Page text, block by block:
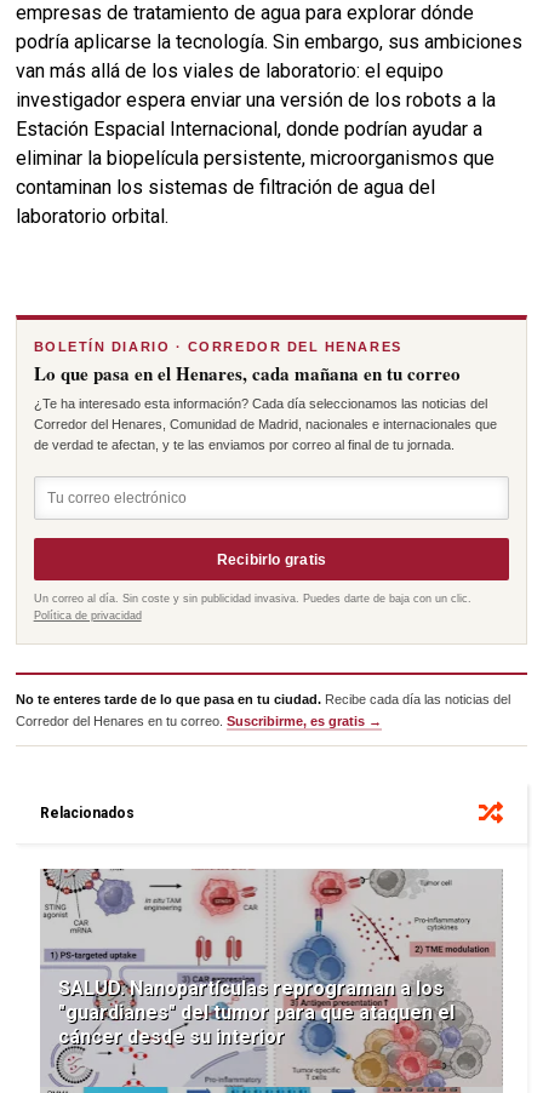
empresas de tratamiento de agua para explorar dónde
podría aplicarse la tecnología. Sin embargo, sus ambiciones
van más allá de los viales de laboratorio: el equipo
investigador espera enviar una versión de los robots a la
Estación Espacial Internacional, donde podrían ayudar a
eliminar la biopelícula persistente, microorganismos que
contaminan los sistemas de filtración de agua del
laboratorio orbital.
BOLETÍN DIARIO · CORREDOR DEL HENARES
Lo que pasa en el Henares, cada mañana en tu correo
¿Te ha interesado esta información? Cada día seleccionamos las noticias del
Corredor del Henares, Comunidad de Madrid, nacionales e internacionales que
de verdad te afectan, y te las enviamos por correo al final de tu jornada.
Recibirlo gratis
Un correo al día. Sin coste y sin publicidad invasiva. Puedes darte de baja con un clic.
Política de privacidad
No te enteres tarde de lo que pasa en tu ciudad. Recibe cada día las noticias del
Corredor del Henares en tu correo.Suscribirme, es gratis →
Relacionados
SALUD. Nanopartículas reprograman a los
"guardianes" del tumor para que ataquen el
cáncer desde su interior